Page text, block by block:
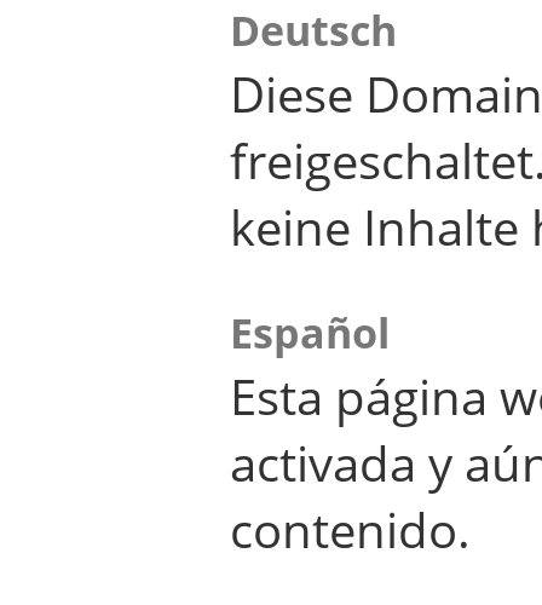
Deutsch
Diese
keine Inhalte
Español
Esta página
activada y
contenido.